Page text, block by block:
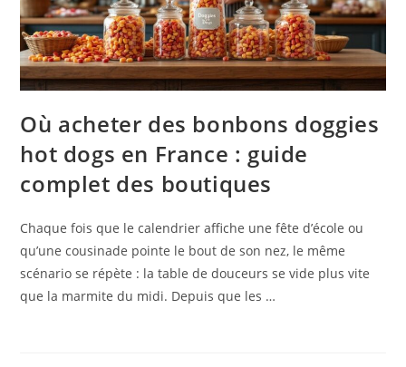
Où acheter des bonbons doggies
hot dogs en France : guide
complet des boutiques
Chaque fois que le calendrier affiche une fête d’école ou
qu’une cousinade pointe le bout de son nez, le même
scénario se répète : la table de douceurs se vide plus vite
que la marmite du midi. Depuis que les …